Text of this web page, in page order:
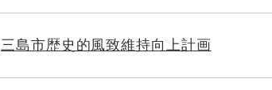
三島市歴史的風致維持向上計画